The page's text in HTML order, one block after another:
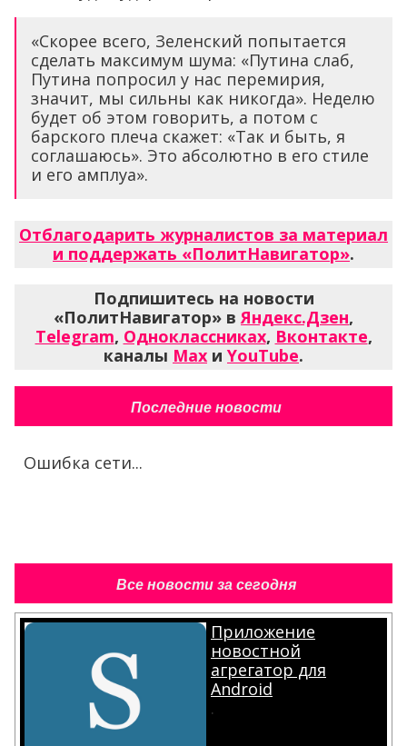
«Скорее всего, Зеленский попытается
сделать максимум шума: «Путина слаб,
Путина попросил у нас перемирия,
значит, мы сильны как никогда». Неделю
будет об этом говорить, а потом с
барского плеча скажет: «Так и быть, я
соглашаюсь». Это абсолютно в его стиле
и его амплуа».
Отблагодарить журналистов за материал
и поддержать «ПолитНавигатор».
Подпишитесь на новости
«ПолитНавигатор» вЯндекс.Дзен,
Telegram, Одноклассниках, Вконтакте,
каналы Max и YouTube.
Последние новости
Ошибка сети...
Все новости за сегодня
Приложение
новостной
агрегатор для
Android
.